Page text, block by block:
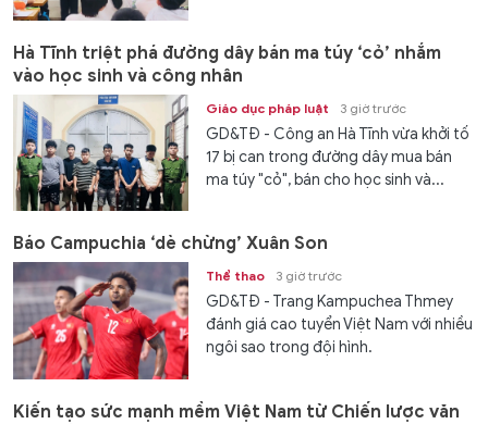
Hà Tĩnh triệt phá đường dây bán ma túy ‘cỏ’ nhắm
vào học sinh và công nhân
Giáo dục pháp luật 3 giờ trước
GD&TĐ - Công an Hà Tĩnh vừa khởi tố
17 bị can trong đường dây mua bán
ma túy "cỏ", bán cho học sinh và...
Báo Campuchia ‘dè chừng’ Xuân Son
Thể thao 3 giờ trước
GD&TĐ - Trang Kampuchea Thmey
đánh giá cao tuyển Việt Nam với nhiều
ngôi sao trong đội hình.
Kiến tạo sức mạnh mềm Việt Nam từ Chiến lược văn